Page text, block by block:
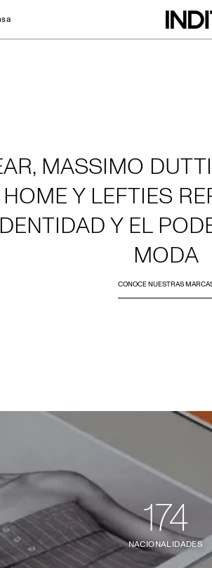
MASSIMO
Y LEFTIES
Y EL
MODA
CONOCE NUESTRAS
174
NACIONALIDADES